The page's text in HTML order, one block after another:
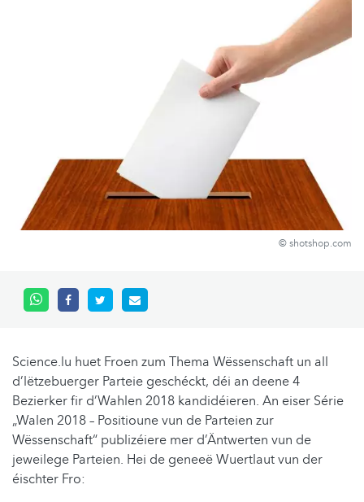
© shotshop.com
Science.lu huet Froen zum Thema Wëssenschaft un all
d’lëtzebuerger Parteie geschéckt, déi an deene 4
Bezierker fir d’Wahlen 2018 kandidéieren. An eiser Série
„Walen 2018 – Positioune vun de Parteien zur
Wëssenschaft“ publizéiere mer d’Äntwerten vun de
jeweilege Parteien. Hei de geneeë Wuertlaut vun der
éischter Fro: